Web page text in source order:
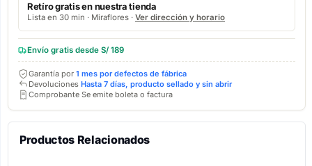
Retíro gratis en nuestra tienda
Lista en 30 min · Miraflores · Ver dirección y horario
Envío gratis desde S/ 189
Garantía por 1 mes por defectos de fábrica
Devoluciones Hasta 7 días, producto sellado y sin abrir
Comprobante Se emite boleta o factura
Productos Relacionados